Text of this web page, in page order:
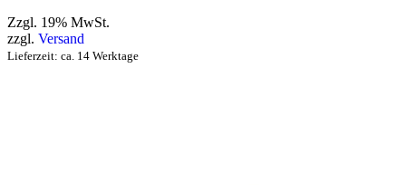
Zzgl. 19% MwSt.
zzgl. Versand
Lieferzeit: ca. 14 Werktage